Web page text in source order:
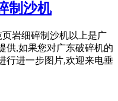
制沙机
页岩细碎制沙机以上是广
供,如果您对广东破碎机的
行进一步图片,欢迎来电垂